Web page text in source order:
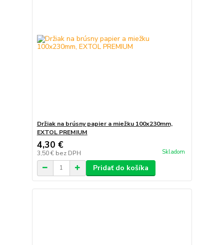
Držiak na brúsny papier a miežku 100x230mm,
EXTOL PREMIUM
4,30 €
3,50 € bez DPH Skladom
Pridať do košíka